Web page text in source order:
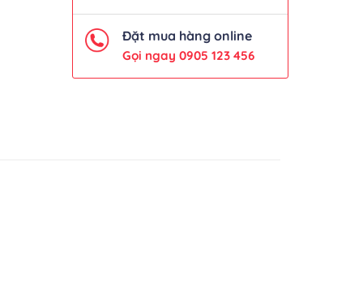
Đặt mua hàng online
Gọi ngay 0905 123 456